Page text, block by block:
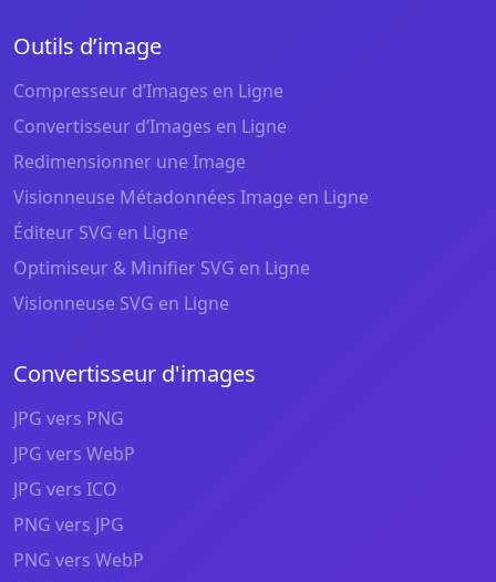
Outils d’image
Compresseur d’Images en Ligne
Convertisseur d’Images en Ligne
Redimensionner une Image
Visionneuse Métadonnées Image en Ligne
Éditeur SVG en Ligne
Optimiseur & Minifier SVG en Ligne
Visionneuse SVG en Ligne
Convertisseur d'images
JPG vers PNG
JPG vers WebP
JPG vers ICO
PNG vers JPG
PNG vers WebP